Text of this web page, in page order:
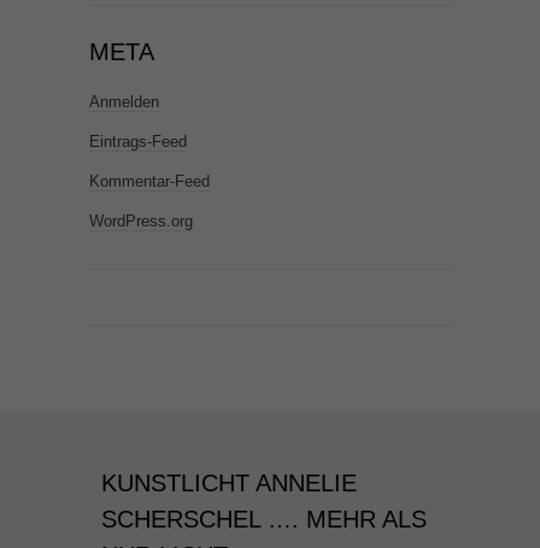
META
Anmelden
Eintrags-Feed
Kommentar-Feed
WordPress.org
KUNSTLICHT ANNELIE
SCHERSCHEL …. MEHR ALS